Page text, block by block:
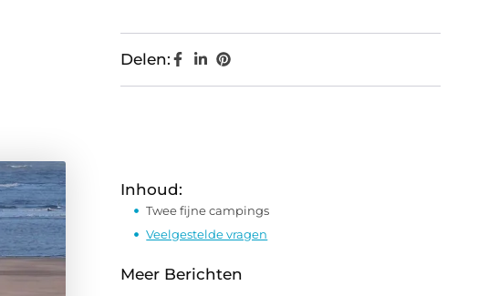
Delen:
Inhoud:
Twee fijne campings
Veelgestelde vragen
Meer Berichten